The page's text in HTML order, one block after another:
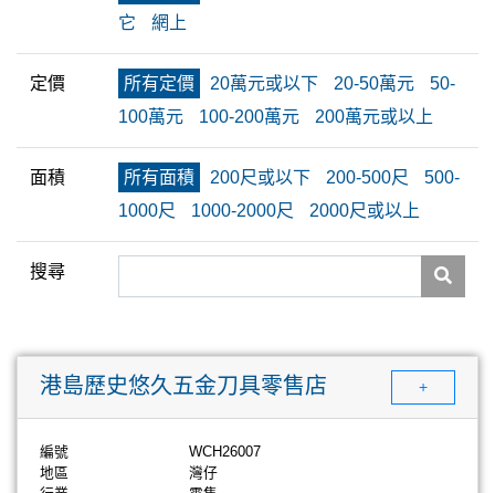
它
網上
定價 所有定價 20萬元或以下 20-50萬元
50-
100萬元
100-200萬元 200萬元或以上
面積 所有面積 200尺或以下 200-500尺
500-
1000尺
1000-2000尺 2000尺或以上
搜尋
港島歷史悠久五金刀具零售店 +
編號
WCH26007
地區
灣仔